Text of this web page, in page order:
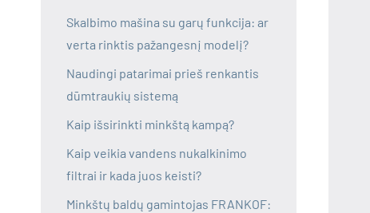
Skalbimo mašina su garų funkcija: ar
verta rinktis pažangesnį modelį?
Naudingi patarimai prieš renkantis
dūmtraukių sistemą
Kaip išsirinkti minkštą kampą?
Kaip veikia vandens nukalkinimo
filtrai ir kada juos keisti?
Minkštų baldų gamintojas FRANKOF: